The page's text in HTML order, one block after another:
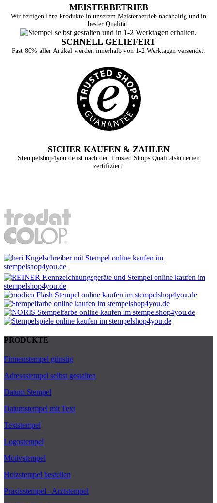
MEISTERBETRIEB
Wir fertigen Ihre Produkte in unserem Meisterbetrieb nachhaltig und in
bester Qualität.
SCHNELL GELIEFERT
Fast 80% aller Artikel werden innerhalb von 1-2 Werktagen versendet.
SICHER KAUFEN & ZAHLEN
Stempelshop4you.de ist nach den Trusted Shops Qualitätskriterien
zertifiziert.
PRODUKTE
Firmenstempel günstig
Adressstempel selbst gestalten
Datum Stempel
Datumstempel mit Text
Textstempel
Logostempel
Motivstempel
Holzstempel bestellen
Praxisstempel - Arztstempel